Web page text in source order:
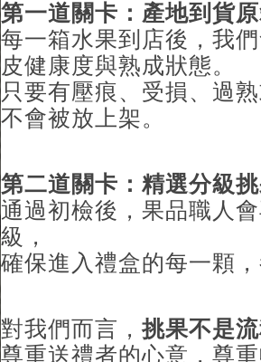
第一道關卡：產地到貨
每一箱水果到店後，我
皮健康度與熟成狀態。
只要有壓痕、受損、過
不會被放上架。
第二道關卡：精選分級
通過初檢後，果品職人
級，
確保進入禮盒的每一顆
對我們而言， 挑果不是
尊重送禮者的心意，尊